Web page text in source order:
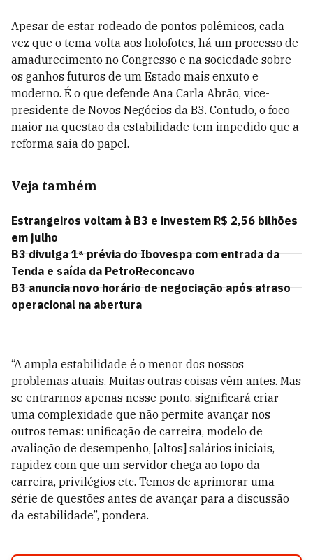
Apesar de estar rodeado de pontos polêmicos, cada
vez que o tema volta aos holofotes, há um processo de
amadurecimento no Congresso e na sociedade sobre
os ganhos futuros de um Estado mais enxuto e
moderno. É o que defende Ana Carla Abrão, vice-
presidente de Novos Negócios da B3. Contudo, o foco
maior na questão da estabilidade tem impedido que a
reforma saia do papel.
Veja também
Estrangeiros voltam à B3 e investem R$ 2,56 bilhões
em julho
B3 divulga 1ª prévia do Ibovespa com entrada da
Tenda e saída da PetroReconcavo
B3 anuncia novo horário de negociação após atraso
operacional na abertura
“A ampla estabilidade é o menor dos nossos
problemas atuais. Muitas outras coisas vêm antes. Mas
se entrarmos apenas nesse ponto, significará criar
uma complexidade que não permite avançar nos
outros temas: unificação de carreira, modelo de
avaliação de desempenho, [altos] salários iniciais,
rapidez com que um servidor chega ao topo da
carreira, privilégios etc. Temos de aprimorar uma
série de questões antes de avançar para a discussão
da estabilidade”, pondera.